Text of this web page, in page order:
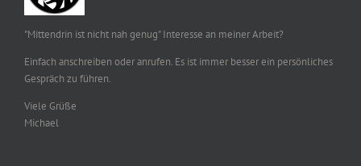
"Mittendrin ist nicht nah genug" Interesse an meiner Arbeit?
Einfach anschreiben oder anrufen. Es ist immer besser ein persönliches
Gespräch zu führen.
Viele Grüße
Michael